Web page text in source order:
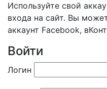
Используйте свой
входа на сайт. Вы
аккаунт Facebook,
Войти
Логин